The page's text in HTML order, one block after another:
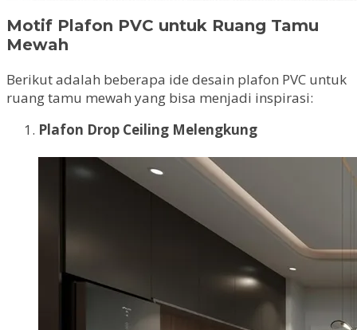
Motif Plafon PVC untuk Ruang Tamu
Mewah
Berikut adalah beberapa ide desain plafon PVC untuk
ruang tamu mewah yang bisa menjadi inspirasi:
Plafon Drop Ceiling Melengkung